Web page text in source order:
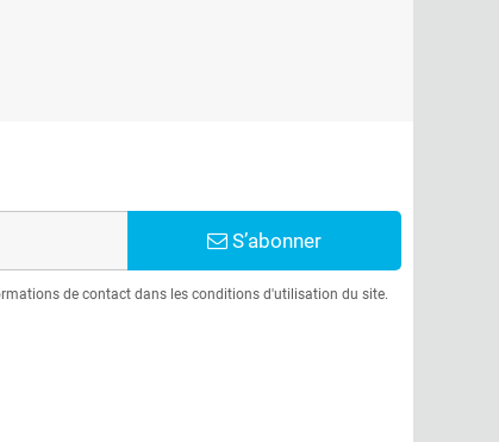
S’abonner
de contact dans les conditions d'utilisation du site.